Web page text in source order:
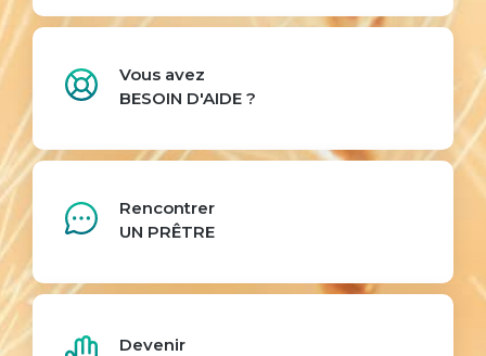
Vous avez
BESOIN D'AIDE ?
Rencontrer
UN PRÊTRE
Devenir